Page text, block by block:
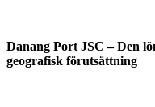
Danang Port JSC – Den
geografisk förutsättning